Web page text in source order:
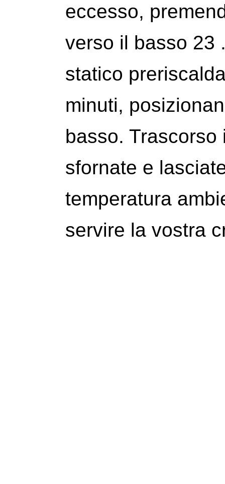
eccesso,
verso il basso 23
statico
minuti,
basso.
sfornate e
temperatura
servire la vostra